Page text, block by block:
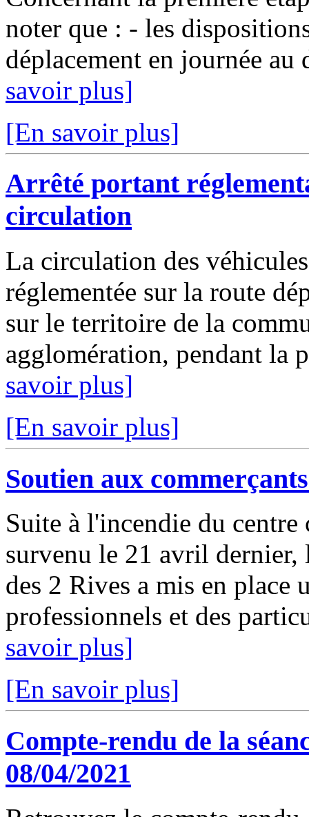
noter que : - les
déplacement en journée
savoir plus]
[En savoir plus]
Arrêté portant
circulation
La circulation des
réglementée sur la route
sur le territoire de la
agglomération, pendant la
savoir plus]
[En savoir plus]
Soutien aux
Suite à l'incendie du
survenu le 21 avril dernier,
des 2 Rives a mis en place
professionnels et des
savoir plus]
[En savoir plus]
Compte-rendu de la
08/04/2021